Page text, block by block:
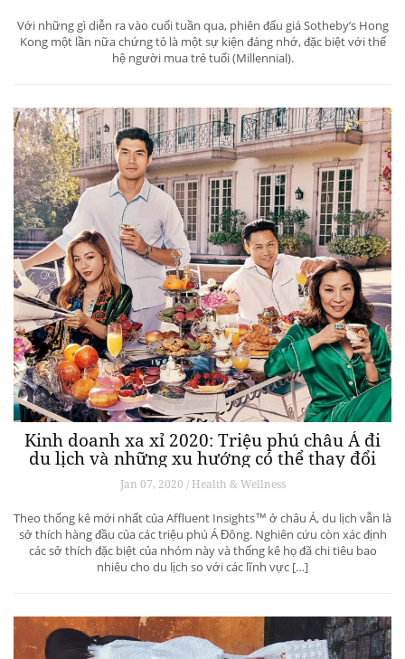
Với những gì diễn ra vào cuối tuần qua, phiên đấu giá Sotheby’s Hong
Kong một lần nữa chứng tỏ là một sự kiện đáng nhớ, đặc biệt với thế
hệ người mua trẻ tuổi (Millennial).
Kinh doanh xa xỉ 2020: Triệu phú châu Á đi
du lịch và những xu hướng có thể thay đổi
ngành du lịch thượng lưu
Jan 07, 2020 / Health & Wellness
Theo thống kê mới nhất của Affluent Insights™ ở châu Á, du lịch vẫn là
sở thích hàng đầu của các triệu phú Á Đông. Nghiên cứu còn xác định
các sở thích đặc biệt của nhóm này và thống kê họ đã chi tiêu bao
nhiêu cho du lịch so với các lĩnh vực […]